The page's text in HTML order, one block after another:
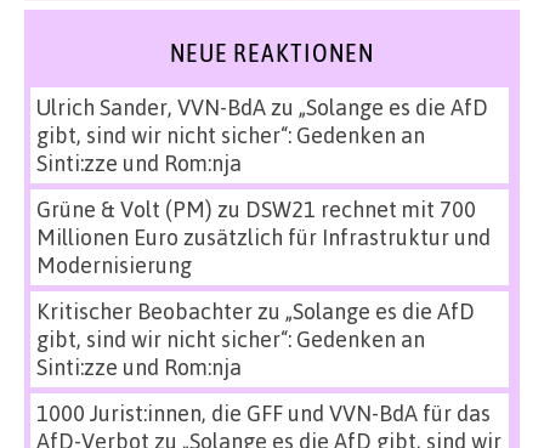
NEUE REAKTIONEN
Ulrich Sander, VVN-BdAzu „Solange es die AfD
gibt, sind wir nicht sicher“: Gedenken an
Sinti:zze und Rom:nja
Grüne & Volt (PM) zu DSW21 rechnet mit 700
Millionen Euro zusätzlich für Infrastruktur und
Modernisierung
Kritischer Beobachterzu „Solange es die AfD
gibt, sind wir nicht sicher“: Gedenken an
Sinti:zze und Rom:nja
1000 Jurist:innen, die GFF und VVN-BdA für das
AfD-Verbot zu „Solange es die AfD gibt, sind wir